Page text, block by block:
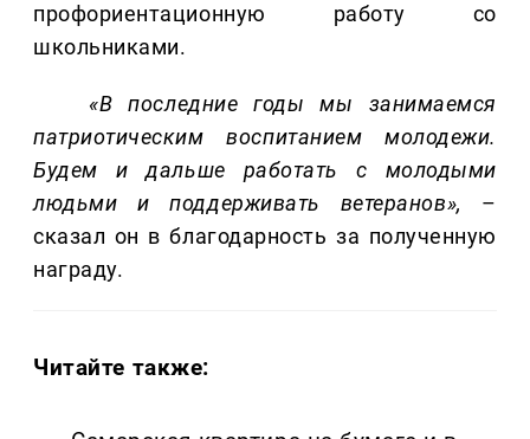
профориентационную работу со
школьниками.
«В последние годы мы занимаемся
патриотическим воспитанием молодежи.
Будем и дальше работать с молодыми
людьми и поддерживать ветеранов»,
–
сказал он в благодарность за полученную
награду.
Читайте также: